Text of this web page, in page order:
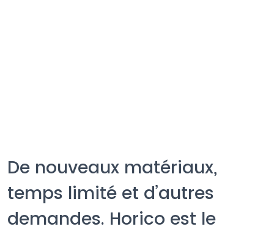
De nouveaux matériaux,
temps limité et d’autres
demandes. Horico est le